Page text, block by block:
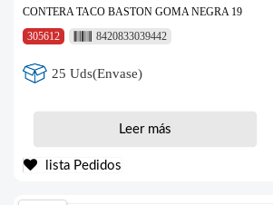
CONTERA TACO BASTON GOMA NEGRA 19
305612
8420833039442
25 Uds(Envase)
Leer más
lista Pedidos